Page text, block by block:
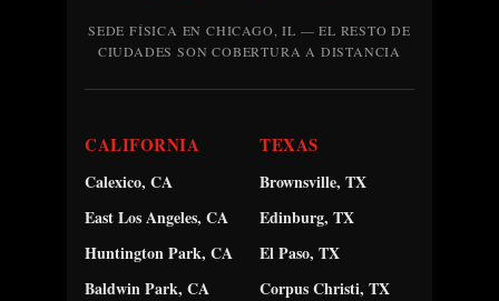
SEDE FÍSICA EN CHICAGO, IL — EL RESTO DE
CIUDADES SON COBERTURA A DISTANCIA
CALIFORNIA
Calexico, CA
East Los Angeles, CA
Huntington Park, CA
Baldwin Park, CA
TEXAS
Brownsville, TX
Edinburg, TX
El Paso, TX
Corpus Christi, TX